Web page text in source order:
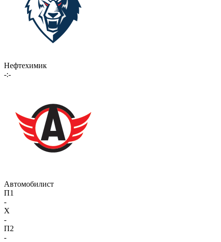
Нефтехимик
-:-
Автомобилист
П1
-
X
-
П2
-